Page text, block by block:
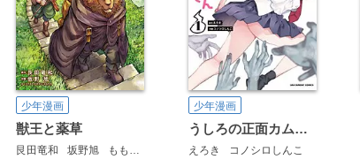
少年漫画
獣王と薬草
艮田竜和 坂野旭 ももちち
少年漫画
うしろの正面カムイさん
えろき コノシロしんこ